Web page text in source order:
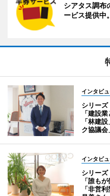
シアタス調布
ービス提供
インタビ
シリー
「建設
「林建
ク協議
インタビ
シリー
「誰も
「非営